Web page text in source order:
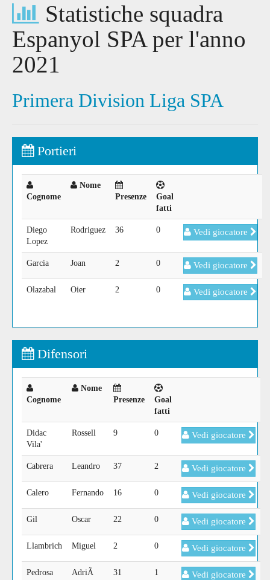
Statistiche squadra
Espanyol SPA per l'anno
2021
Primera Division Liga SPA
Portieri
Cognome
Nome
Presenze
Goal
fatti
Diego
Lopez
Rodriguez 36 0 Vedi giocatore
Garcia Joan 2 0 Vedi giocatore
Olazabal Oier 2 0 Vedi giocatore
Difensori
Cognome
Nome
Presenze
Goal
fatti
Didac
Vila'
Rossell 9 0 Vedi giocatore
Cabrera Leandro 37 2 Vedi giocatore
Calero Fernando 16 0 Vedi giocatore
Gil Oscar 22 0 Vedi giocatore
Llambrich Miguel 2 0 Vedi giocatore
Pedrosa AdriÃ 31 1 Vedi giocatore